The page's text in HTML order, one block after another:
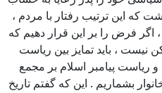
که این ترتیب رفتار با مردم ،
اگر فرض را بر این قرار دهیم که
نیست ، باید تمایز بین ریاست
ریاست پیامبر اسلام بر مجمع
بشماریم . این که گفتم تاریخ